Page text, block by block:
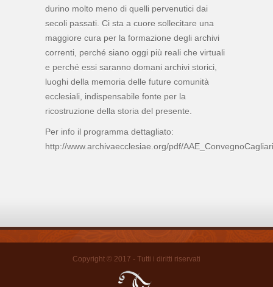
durino molto meno di quelli pervenutici dai
secoli passati. Ci sta a cuore sollecitare una
maggiore cura per la formazione degli archivi
correnti, perché siano oggi più reali che virtuali
e perché essi saranno domani archivi storici,
luoghi della memoria delle future comunità
ecclesiali, indispensabile fonte per la
ricostruzione della storia del presente.
Per info il programma dettagliato:
http://www.archivaecclesiae.org/pdf/
Copyright © 2017 - Tutti i diritti riservati